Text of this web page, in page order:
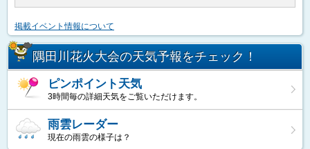
掲載イベント情報について
隅田川花火大会の天気予報をチェック！
ピンポイント天気
3時間毎の詳細天気をご覧いただけます。
雨雲レーダー
現在の雨雲の様子は？